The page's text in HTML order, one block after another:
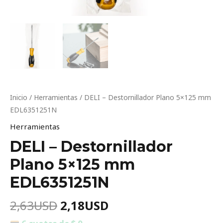
Inicio / Herramientas / DELI – Destornillador Plano 5×125 mm
EDL6351251N
Herramientas
DELI – Destornillador
Plano 5×125 mm
EDL6351251N
2,63USD 2,18USD